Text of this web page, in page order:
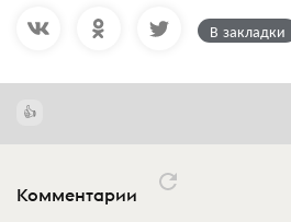
В закладки
Комментарии